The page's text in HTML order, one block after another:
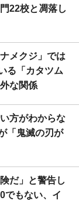
22校と凋落し
メクジ」では
る「カタツム
な関係
方がわからな
「鬼滅の刃が
だ」と警告し
でもない、イ